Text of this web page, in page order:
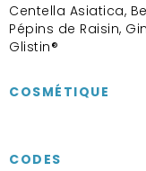
Centella Asiatica,
Pépins de Raisin,
Glistin®
COSMÉTIQUE
CODES